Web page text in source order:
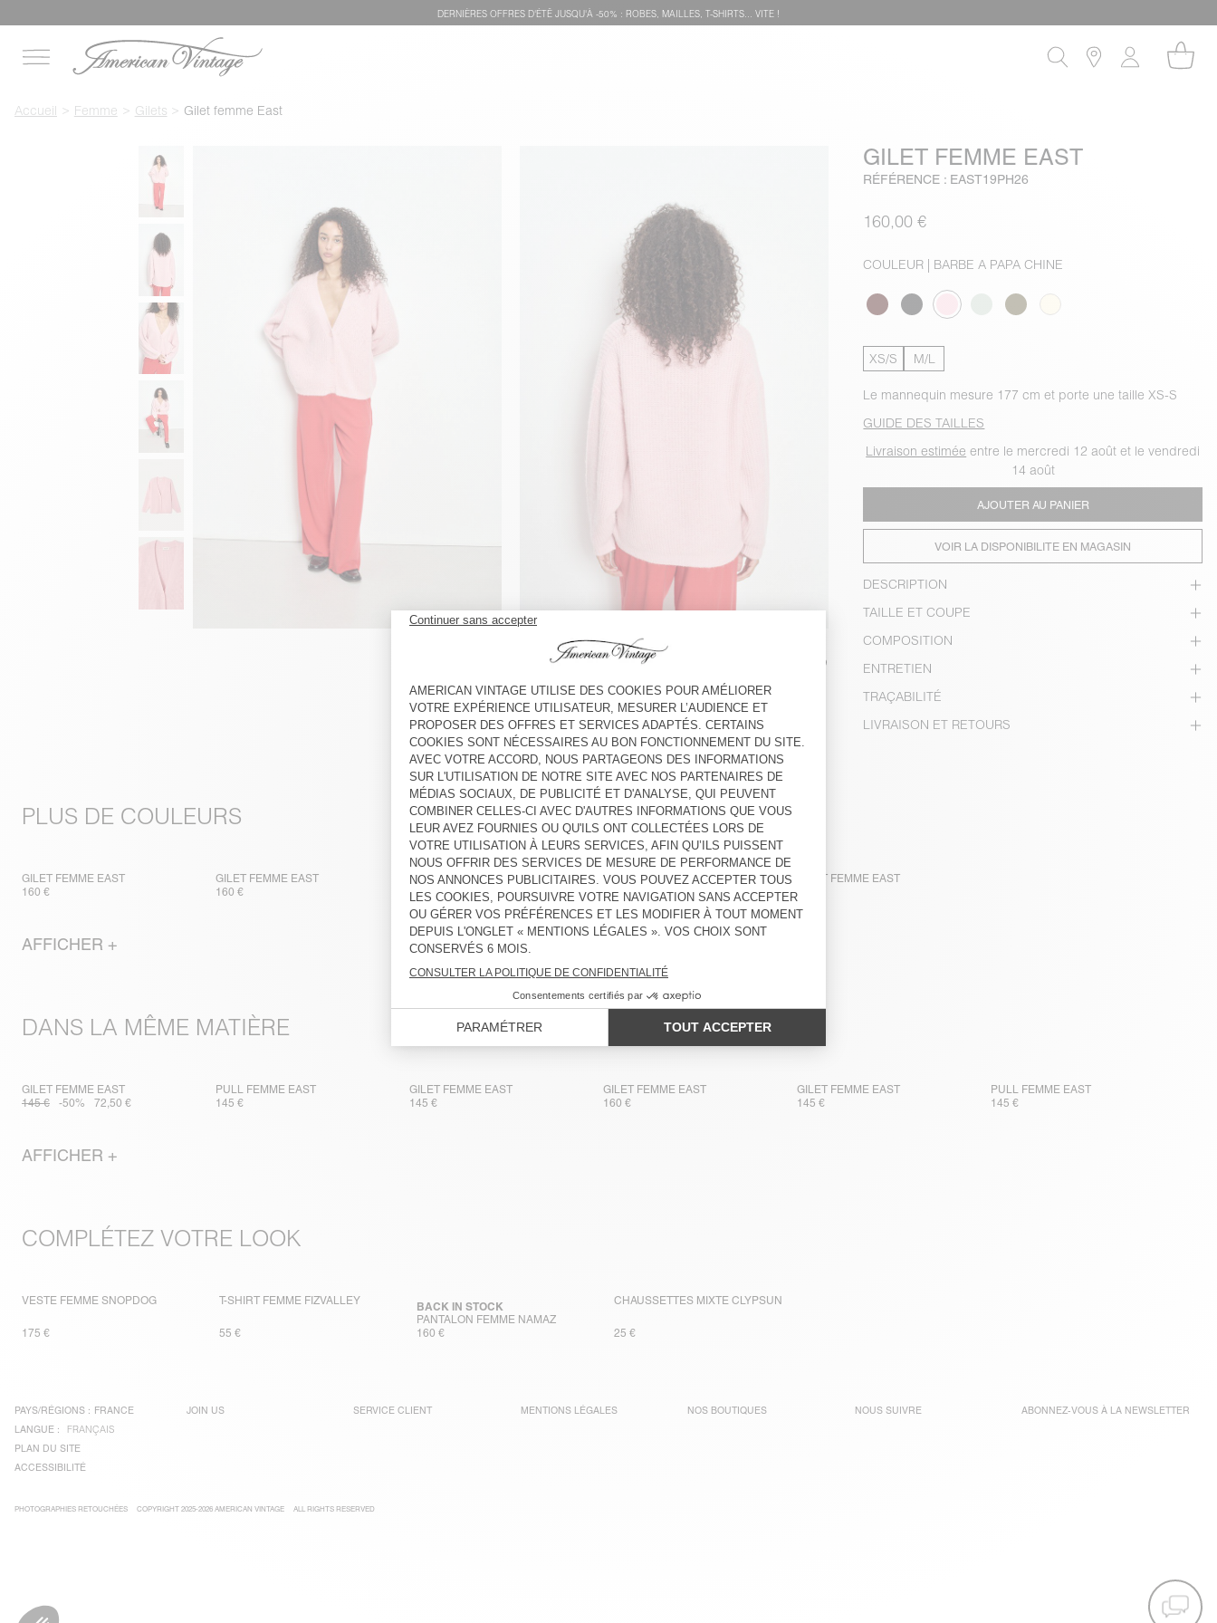
DERNIÈRES OFFRES D'ÉTÊ JUSQU'À -50% : ROBES, MAILLES, T-SHIRTS... VITE !
Accueil Femme Gilets Gilet femme East
GILET FEMME EAST
RÉFÉRENCE : EAST19PH26
160,00 €
COULEUR | BARBE A PAPA CHINE
XS/S M/L
Le mannequin mesure 177 cm et porte une taille XS-S
GUIDE DES TAILLES
Livraison estimée entre le mercredi 12 août et le vendredi
14 août
AJOUTER AU PANIER
VOIR LA DISPONIBILITE EN MAGASIN
DESCRIPTION
TAILLE ET COUPE
COMPOSITION
ENTRETIEN
TRAÇABILITÉ
LIVRAISON ET RETOURS
PLUS DE COULEURS
GILET FEMME EAST
160 €
GILET FEMME EAST
160 €
GILET FEMME EAST
160 €
GILET FEMME EAST
160 €
GILET FEMME EAST
160 €
AFFICHER +
DANS LA MÊME MATIÈRE
GILET FEMME EAST
145 €
-50% 72,50 €
PULL FEMME EAST
145 €
GILET FEMME EAST
145 €
GILET FEMME EAST
160 €
GILET FEMME EAST
145 €
PULL FEMME EAST
145 €
AFFICHER +
COMPLÉTEZ VOTRE LOOK
VESTE FEMME SNOPDOG
175 €
T-SHIRT FEMME FIZVALLEY
55 €
PANTALON FEMME NAMAZ
BACK IN STOCK
160 €
CHAUSSETTES MIXTE CLYPSUN
25 €
PAYS/RÉGIONS : FRANCE
LANGUE :
FRANÇAIS
PLAN DU SITE
ACCESSIBILITÉ
JOIN US SERVICE CLIENT MENTIONS LÉGALES NOS BOUTIQUES NOUS SUIVRE ABONNEZ-VOUS À LA NEWSLETTER
PHOTOGRAPHIES RETOUCHÉES COPYRIGHT 2025-2026 AMERICAN VINTAGE ALL RIGHTS RESERVED